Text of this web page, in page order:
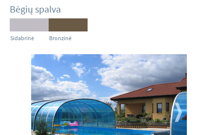
Bėgių spalva
Sidabrinė Bronzinė